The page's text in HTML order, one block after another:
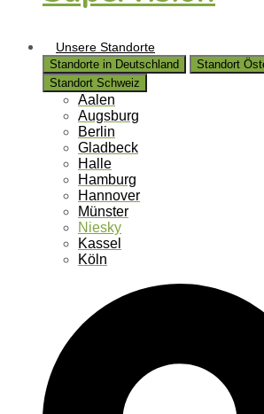
Unsere Standorte
Standorte in Deutschland
Standort
Standort Schweiz
Aalen
Augsburg
Berlin
Gladbeck
Halle
Hamburg
Hannover
Münster
Niesky
Kassel
Köln